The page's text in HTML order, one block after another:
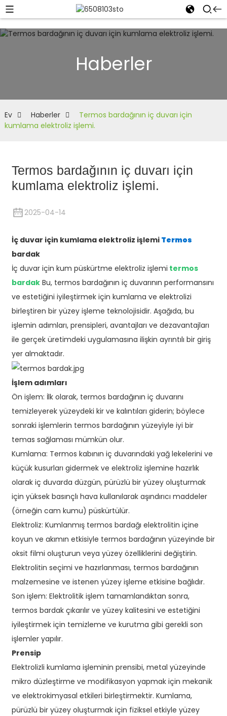
Haberler
Ev Haberler
Termos bardağının iç duvarı için
kumlama elektroliz işlemi.
Termos bardağının iç duvarı için
kumlama elektroliz işlemi.
2025-04-14
İç duvar için kumlama elektroliz işlemi Termos
bardak
İç duvar için kum püskürtme elektroliz işlemi termos
bardakBu, termos bardağının iç duvarının performansını
ve estetiğini iyileştirmek için kumlama ve elektrolizi
birleştiren bir yüzey işleme teknolojisidir. Aşağıda, bu
işlemin adımları, prensipleri, avantajları ve dezavantajları
ile gerçek üretimdeki uygulamasına ilişkin ayrıntılı bir giriş
yer almaktadır.
İşlem adımları
Ön işlem: İlk olarak, termos bardağının iç duvarını
temizleyerek yüzeydeki kir ve kalıntıları giderin; böylece
sonraki işlemlerin termos bardağının yüzeyiyle iyi bir
temas sağlaması mümkün olur.
Kumlama: Termos kabının iç duvarındaki yağ lekelerini ve
küçük kusurları gidermek ve elektroliz işlemine hazırlık
olarak iç duvarda düzgün, pürüzlü bir yüzey oluşturmak
için yüksek basınçlı hava kullanılarak aşındırıcı maddeler
(örneğin cam kumu) püskürtülür.
Elektroliz: Kumlanmış termos bardağı elektrolitin içine
koyun ve akımın etkisiyle termos bardağının yüzeyinde bir
oksit filmi oluşturun veya yüzey özelliklerini değiştirin.
Elektrolitin seçimi ve hazırlanması, termos bardağının
malzemesine ve istenen yüzey işleme etkisine bağlıdır.
Son işlem: Elektrolitik işlem tamamlandıktan sonra,
termos bardak çıkarılır ve yüzey kalitesini ve estetiğini
iyileştirmek için temizleme ve kurutma gibi gerekli son
işlemler yapılır.
Prensip
Elektrolizli kumlama işleminin prensibi, metal yüzeyinde
mikro düzleştirme ve modifikasyon yapmak için mekanik
ve elektrokimyasal etkileri birleştirmektir. Kumlama,
pürüzlü bir yüzey oluşturmak için fiziksel etkiyle yüzey